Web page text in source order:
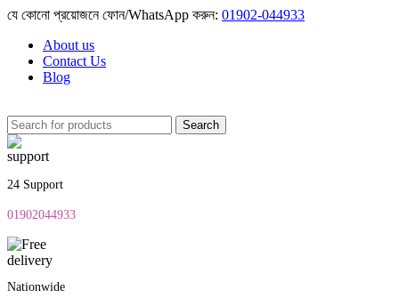
যে কোনো প্রয়োজনে ফোন/WhatsApp করুন: 01902-044933
About us
Contact Us
Blog
Search
24 Support
01902044933
Nationwide